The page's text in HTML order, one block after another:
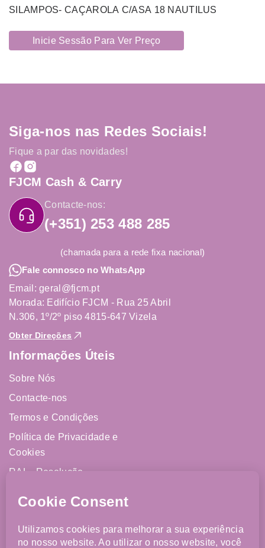
SILAMPOS- CAÇAROLA C/ASA 18 NAUTILUS
Inicie Sessão Para Ver Preço
Siga-nos nas Redes Sociais!
Fique a par das novidades!
FJCM Cash & Carry
Contacte-nos:
(+351) 253 488 285
(chamada para a rede fixa nacional)
Fale connosco no WhatsApp
Email: geral@fjcm.pt
Morada: Edifício FJCM - Rua 25 Abril
N.306, 1º/2º piso 4815-647 Vizela
Obter Direções
Informações Úteis
Sobre Nós
Contacte-nos
Termos e Condições
Política de Privacidade e
Cookies
RAL - Resolução
Livro de Reclamações